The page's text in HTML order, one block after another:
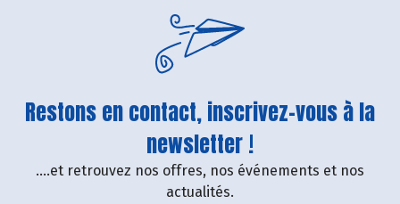
Restons en contact, inscrivez-vous à la
newsletter !
....et retrouvez nos offres, nos événements et nos
actualités.